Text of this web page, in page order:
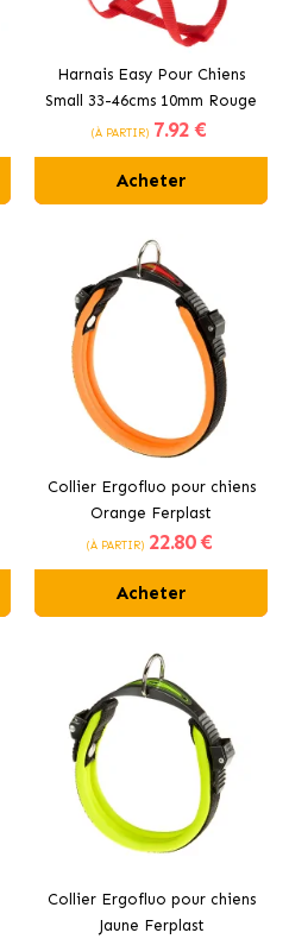
Harnais Easy Pour Chiens
Small 33-46cms 10mm Rouge
Ferplast
(À PARTIR) 7.92 €
Acheter
Collier Ergofluo pour chiens
Orange Ferplast
(À PARTIR) 22.80 €
Acheter
Collier Ergofluo pour chiens
Jaune Ferplast